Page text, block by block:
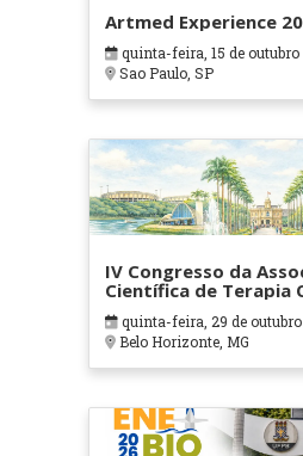
Artmed Experience
quinta-feira, 15 de outubro
Sao Paulo, SP
IV Congresso da
Científica de Terapia
em Contextos
Cuidados Paliativos -
quinta-feira, 29 de outubro
Belo Horizonte, MG